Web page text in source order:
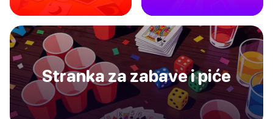
Stranka za zabave i piće